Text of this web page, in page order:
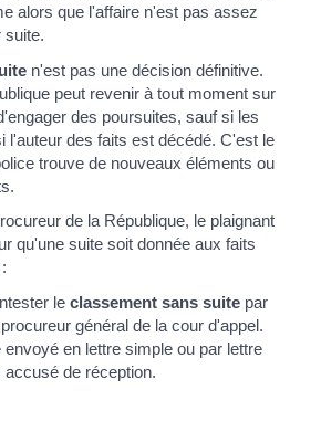
alors que l'affaire n'est pas assez
suite.
n'est pas une décision définitive.
peut revenir à tout moment sur
des poursuites, sauf si les
l'auteur des faits est décédé. C'est le
trouve de nouveaux éléments ou
de la République, le plaignant
qu'une suite soit donnée aux faits
leclassement sans suite par
général de la cour d'appel.
envoyé en lettre simple ou par lettre
de réception.